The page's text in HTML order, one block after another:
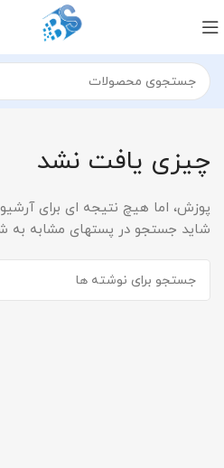
چیزی یافت نشد
پوزش، اما هیچ نتیجه ای برای
شاید جستجو در پستهای مشابه به